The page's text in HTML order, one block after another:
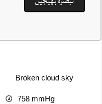
Broken cloud sky
758 mmHg